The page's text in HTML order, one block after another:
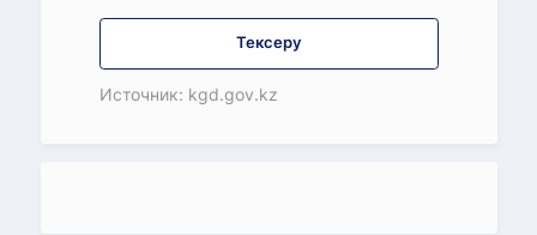
Тексеру
Источник: kgd.gov.kz